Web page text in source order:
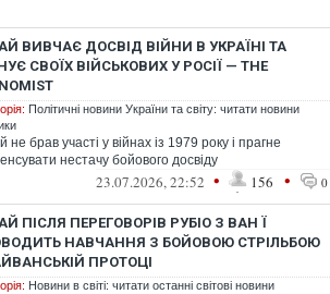
ВИВЧАЄ ДОСВІД ВІЙНИ В УКРАЇНІ ТА
СВОЇХ ВІЙСЬКОВИХ У РОСІЇ — THE
Політичні новини України та світу: читати новини
не брав участі у війнах із 1979 року і прагне
нестачу бойового досвіду
23.07.2026, 22:52 • 156 • 0
ПІСЛЯ ПЕРЕГОВОРІВ РУБІО З ВАН Ї
НАВЧАННЯ З БОЙОВОЮ СТРІЛЬБОЮ
ПРОТОЦІ
Новини в світі: читати останні світові новини